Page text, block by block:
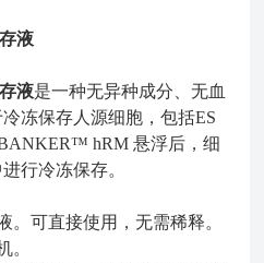
液
液是一种无异种成分、无血
冻保存人源细胞，包括ES
hRM 悬浮后，细
行冷冻保存。
。可直接使用，无需稀释。
。